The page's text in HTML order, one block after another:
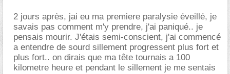
2 jours après, jai eu ma premiere paralysie éveillé, je
savais pas comment m'y prendre, j'ai paniqué.. je
pensais mourir. J'étais semi-conscient, j'ai commencé
a entendre de sourd sillement progressent plus fort et
plus fort.. on dirais que ma tête tournais a 100
kilometre heure et pendant le sillement je me sentais